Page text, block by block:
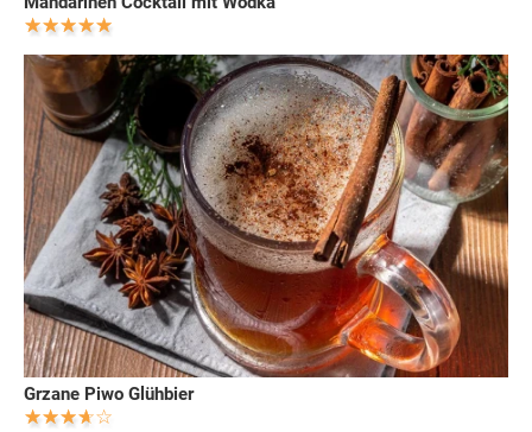
Grzane Piwo Glühbier